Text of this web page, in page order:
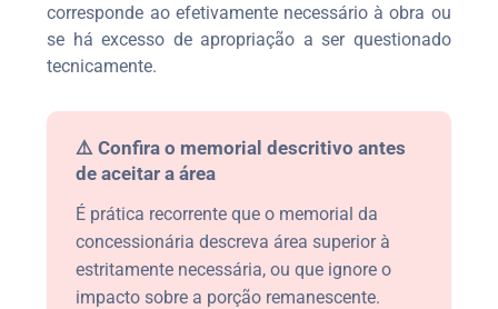
corresponde ao efetivamente necessário à obra ou
se há excesso de apropriação a ser questionado
tecnicamente.
⚠️ Confira o memorial descritivo antes
de aceitar a área
É prática recorrente que o memorial da
concessionária descreva área superior à
estritamente necessária, ou que ignore o
impacto sobre a porção remanescente.